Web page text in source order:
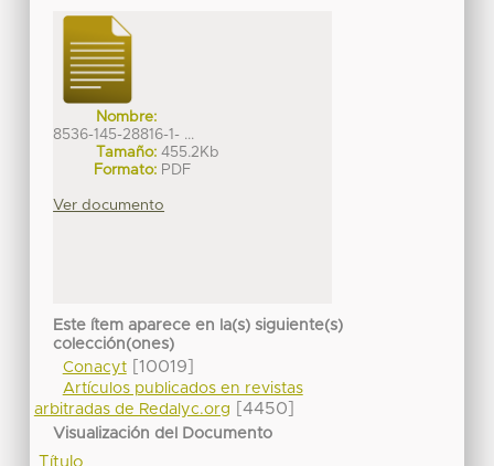
Nombre:
8536-145-28816-1- ...
Tamaño: 455.2Kb
Formato: PDF
Ver documento
Este ítem aparece en la(s) siguiente(s)
colección(ones)
Conacyt[10019]
Artículos publicados en revistas
arbitradas de Redalyc.org
[4450]
Visualización del Documento
Título